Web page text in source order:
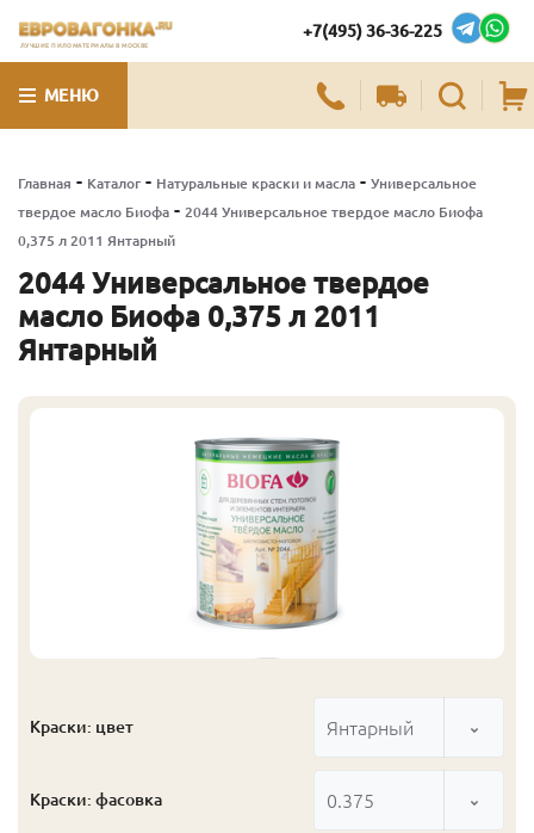
ЛУЧШИЕ ПИЛОМАТЕРИАЛЫ В МОСКВЕ
+7(495) 36-36-225
МЕНЮ
Главная - Каталог - Натуральные краски и масла - Универсальное
твердое масло Биофа - 2044 Универсальное твердое масло Биофа
0,375 л 2011 Янтарный
2044 Универсальное твердое
масло Биофа 0,375 л 2011
Янтарный
Краски: цвет Янтарный
Краски: фасовка 0.375